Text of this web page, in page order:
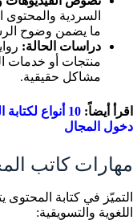
السردية والمحتوى
ما يضمن وضوح
دراسات الحالة:
منتجات أو خدمات
مشاكل حقيقية.
اقرأ أيضاً:
10 أنواع
دخول المجال
مهارات كاتب
التميّز في كتابة
اللغوية والتسويقية: